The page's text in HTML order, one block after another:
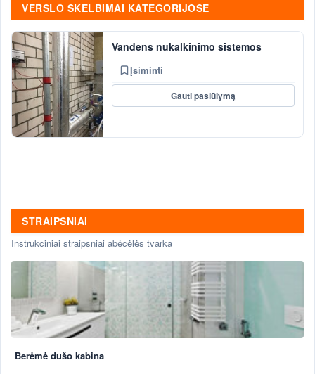
VERSLO SKELBIMAI KATEGORIJOSE
Vandens nukalkinimo sistemos
Įsiminti
Gauti pasiūlymą
STRAIPSNIAI
Instrukciniai straipsniai abėcėlės tvarka
Berėmė dušo kabina